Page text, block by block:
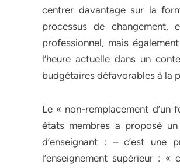
centrer davantage sur la
processus de
professionnel, mais
l’heure actuelle dans un
budgétaires défavorables à la
Le « non-remplacement
états membres a proposé
d’enseignant : – c’est une
l’enseignement supérieur :